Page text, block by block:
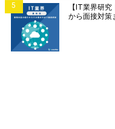
5
【IT業界研
から面接対策